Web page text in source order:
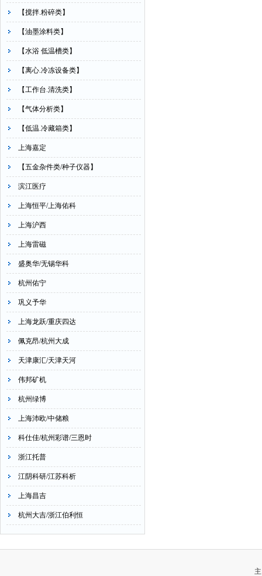
【搅拌.粉碎类】
【油墨涂料类】
【水浴 低温槽类】
【离心.冷冻设备类】
【工作台.清洗类】
【气体分析类】
【低温.冷藏箱类】
上海嘉定
【五金杂件类/种子仪器】
滨江医疗
上海恒平/上海佑科
上海沪西
上海雷磁
盛奥华/无锡华科
杭州佑宁
巩义予华
上海龙跃/重庆四达
佩克昂/杭州大成
天津康汇/天津天河
伟邦矿机
杭州绿博
上海沛欧/中储粮
科仕佳/杭州彩谱/三恩时
浙江托普
江阴科研/江苏科析
上海昌吉
杭州大吉/浙江伯利恒